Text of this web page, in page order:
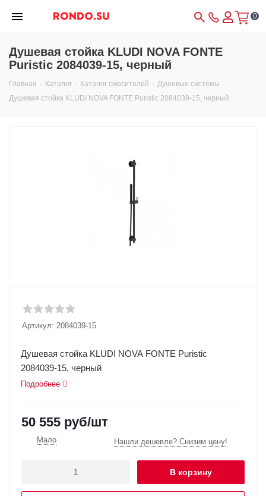
0
Душевая стойка KLUDI NOVA FONTE
Puristic 2084039-15, черный
Главная - Каталог - Каталог смесителей - Душевые системы -
Душевая стойка KLUDI NOVA FONTE Puristic 2084039-15, черный
Артикул: 2084039-15
Душевая стойка KLUDI NOVA FONTE Puristic
2084039-15, черный
Подробнее
50 555 руб/шт
Мало Нашли дешевле? Снизим цену!
В корзину